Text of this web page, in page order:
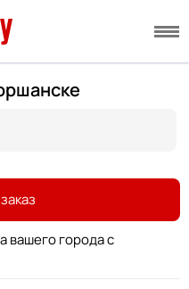
вашего города с